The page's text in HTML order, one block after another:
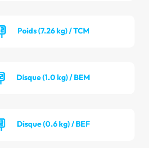
Poids (7.26 kg) / TCM
Disque (1.0 kg) / BEM
Disque (0.6 kg) / BEF